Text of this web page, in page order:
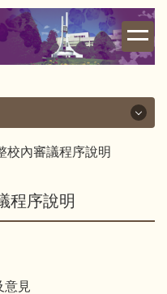
校內審議程序說明
程序說明
意見